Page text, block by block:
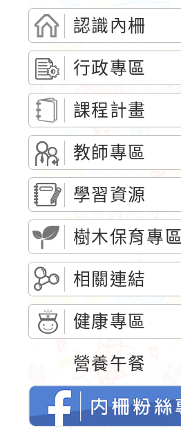
認識內柵
行政專區
課程計畫
教師專區
學習資源
樹木保育專區
相關連結
健康專區
營養午餐